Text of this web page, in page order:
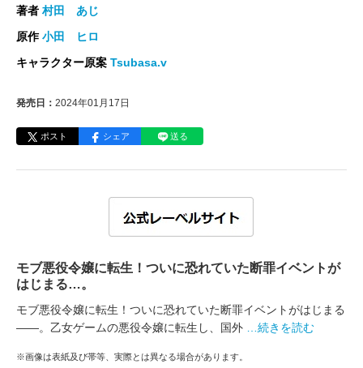
著者 村田 あじ
原作小田 ヒロ
キャラクター原案 Tsubasa.v
発売日： 2024年01月17日
ポスト シェア 送る
モブ悪役令嬢に転生！ついに恐れていた断罪イベントが
はじまる…。
モブ悪役令嬢に転生！ついに恐れていた断罪イベントがはじまる
――。乙女ゲームの悪役令嬢に転生し、国外
…続きを読む
※画像は表紙及び帯等、実際とは異なる場合があります。